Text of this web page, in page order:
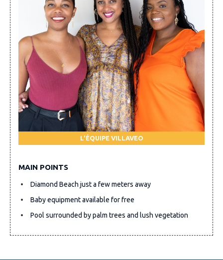
L'ÉQUIPE VILLAVEO
MAIN POINTS
Diamond Beach just a few meters away
Baby equipment available for free
Pool surrounded by palm trees and lush vegetation